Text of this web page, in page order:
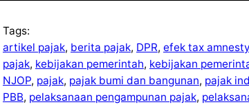
Tags:
artikel pajak, berita pajak, DPR, efek tax amnesty
pajak, kebijakan pemerintah, kebijakan
NJOP, pajak, pajak bumi dan bangunan, pajak
PBB, pelaksanaan pengampunan pajak,